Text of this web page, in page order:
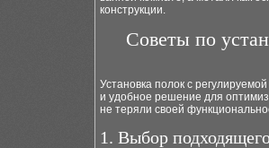
конструкции.
Советы по
Установка полок с
и удобное решение для
не теряли своей
1. Выбор